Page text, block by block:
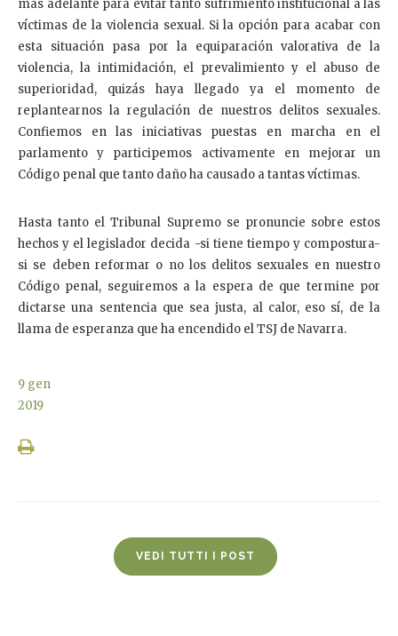
más adelante para evitar tanto sufrimiento institucional a las
víctimas de la violencia sexual. Si la opción para acabar con
esta situación pasa por la equiparación valorativa de la
violencia, la intimidación, el prevalimiento y el abuso de
superioridad, quizás haya llegado ya el momento de
replantearnos la regulación de nuestros delitos sexuales.
Confiemos en las iniciativas puestas en marcha en el
parlamento y participemos activamente en mejorar un
Código penal que tanto daño ha causado a tantas víctimas.
Hasta tanto el Tribunal Supremo se pronuncie sobre estos
hechos y el legislador decida -si tiene tiempo y compostura-
si se deben reformar o no los delitos sexuales en nuestro
Código penal, seguiremos a la espera de que termine por
dictarse una sentencia que sea justa, al calor, eso sí, de la
llama de esperanza que ha encendido el TSJ de Navarra.
9 gen
2019
VEDI TUTTI I POST